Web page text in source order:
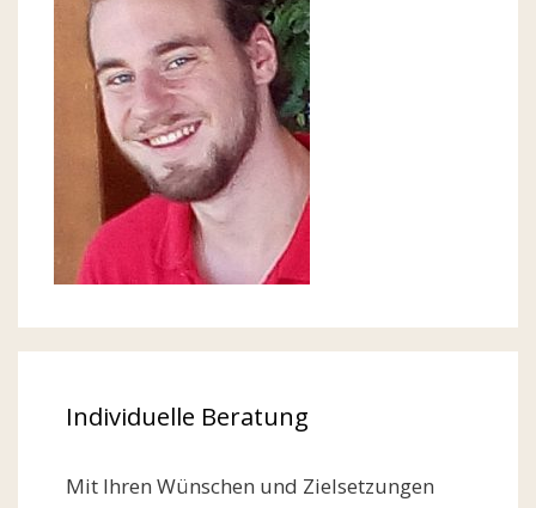
Individuelle Beratung
Mit Ihren Wünschen und Zielsetzungen